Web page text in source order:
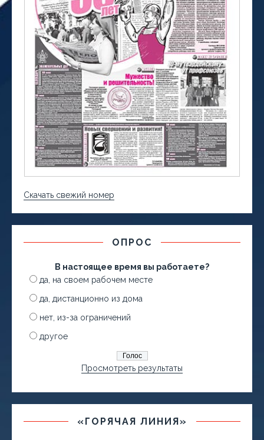
Скачать свежий номер
ОПРОС
В настоящее время вы работаете?
да, на своем рабочем месте
да, дистанционно из дома
нет, из-за ограничений
другое
Просмотреть результаты
«ГОРЯЧАЯ ЛИНИЯ»